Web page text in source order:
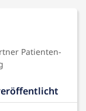
Patienten-